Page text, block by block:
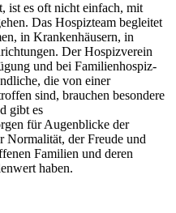
ist es oft nicht einfach, mit
Das Hospizteam begleitet
in Krankenhäusern, in
Der Hospizverein
und bei Familienhospiz-
die von einer
sind, brauchen besondere
gibt es
für Augenblicke der
Normalität, der Freude und
Familien und deren
haben.